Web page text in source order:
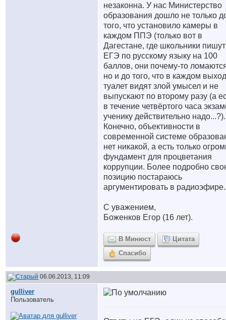
незаконна. У нас Министерство
образования дошло не только
того, что установило камеры в
каждом ППЭ (только вот в
Дагестане, где школьники пишут
ЕГЭ по русскому языку на 100
баллов, они почему-то
но и до того, что в каждом
туалет видят злой умысел и не
выпускают по второму разу (а
в течение четвёртого часа
ученику действительно надо...?).
Конечно, объективности в
современной системе
нет никакой, а есть только
фундамент для процветания
коррупции. Более подробно
позицию постараюсь
аргументировать в радиоэфире.
С уважением,
Боженков Егор (16 лет).
В Минюст
Цитата
Спасибо
06.06.2013, 11:09
gulliver
Пользователь